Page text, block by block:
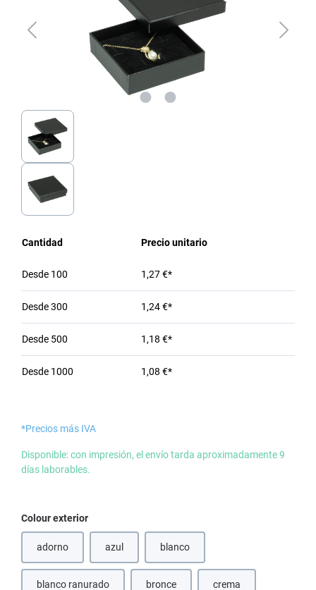
Cantidad Precio unitario
Desde 100 1,27 €*
Desde300 1,24 €*
Desde 500 1,18 €*
Desde 1000 1,08 €*
*Precios más IVA
Disponible: con impresión, el envío tarda aproximadamente 9
días laborables.
Seleccione
Colour exterior
adorno azul(Esta opción no está disponible en este momento.)
blanco(Esta opción no está disponible en
blanco ranurado bronce crema